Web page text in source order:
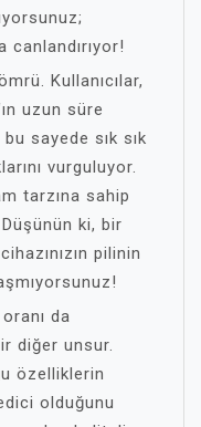
canlandırıyor!
Kullanıcılar,
uzun süre
sayede sık sık
vurguluyor.
tarzına sahip
ki, bir
pilinin
da
diğer unsur.
özelliklerin
olduğunu